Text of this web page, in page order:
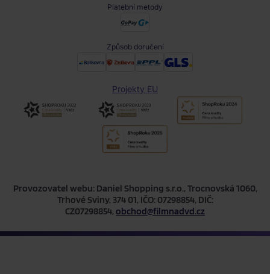
Platební metody
Způsob doručení
Projekty EU
Provozovatel webu: Daniel Shopping s.r.o., Trocnovská 1060,
Trhové Sviny, 374 01, IČO: 07298854, DIČ:
CZ07298854, obchod@filmnadvd.cz